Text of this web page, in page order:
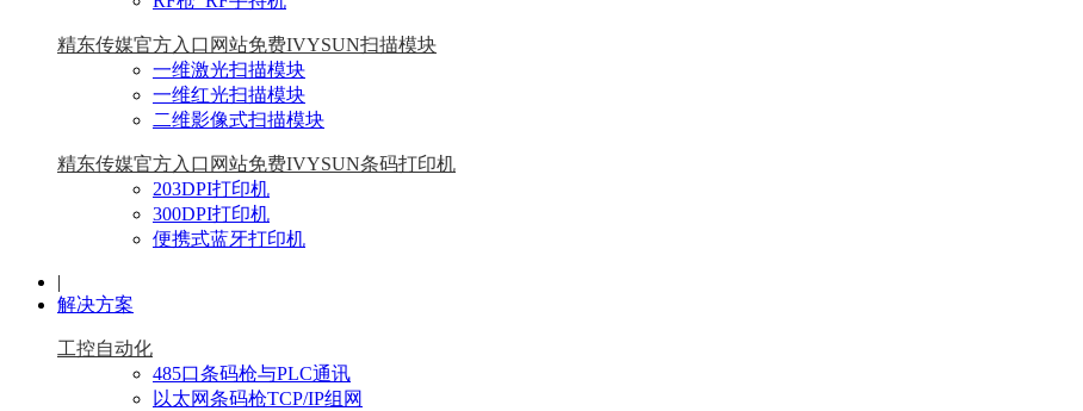
精东传媒官方入口网站免费IVYSUN扫描模块
一维激光扫描模块
一维红光扫描模块
二维影像式扫描模块
精东传媒官方入口网站免费IVYSUN条码打印机
203DPI打印机
300DPI打印机
便携式蓝牙打印机
|
解决方案
工控自动化
485口条码枪与PLC通讯
以太网条码枪TCP/IP组网